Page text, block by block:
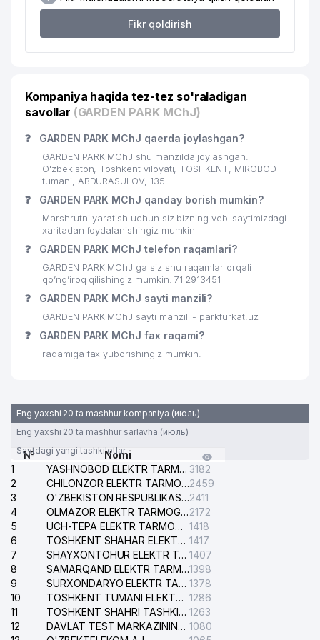
GORDONS UNIVERSAL TRADE MChJ
MIROBOD TUMANI 5-chi NOTARIAL
23
MIROBOD TUMANI 7-chi NOTARIAL
IDORASI
24 BOLALAR BOG'CHASI №553
25 IKAT-GROUP-SERVIS MChJ 451 м
26
HIMOYA OSTIDA ADVOKATLIK
455 м
27 SAXOVAT BROYLER MChJ
28 RAFOAT ZIYO PHARM MChJ
29
QORASUV KOMMUNAL-LYUKS UY-
JOY MULK SHIRKATI
30
ISKRA KOMMUNAL SERVIS UY-JOY
TOSHKENT XALQARO MAKTABI
NODAVLAT TA'LIM MUASSASASI
33
KOMMUNAL UY-JOY MULK SHIRKATI
LIDER GLASS QK MChJ
APEX PRODUCTION GROUP
XUSUSIY KORXONASI
O'ZELEKTROAPPARAT-
ELECTROSHIELD AJ
NIGSA KOMMUNAL UY-JOY MULK
SHIRKATI
TOSHELECTROAPPARAT XK MChJ
Fikr qoldirish
Kompaniya haqida tez-tez so'raladigan
savollar (GARDEN PARK MChJ)
❓ GARDEN PARK MChJ qaerda joylashgan?
GARDEN PARK MChJ shu manzilda joylashgan:
O'zbekiston, Toshkent viloyati, TOSHKENT, MIROBOD
tumani, ABDURASULOV, 135.
❓ GARDEN PARK MChJ qanday borish mumkin?
Marshrutni yaratish uchun siz bizning veb-saytimizdagi
xaritadan foydalanishingiz mumkin
❓ GARDEN PARK MChJ telefon raqamlari?
GARDEN PARK MChJ ga siz shu raqamlar orqali
qo’ng’iroq qilishingiz mumkin: 71 2913451
❓ GARDEN PARK MChJ sayti manzili?
GARDEN PARK MChJ sayti manzili - parkfurkat.uz
❓ GARDEN PARK MChJ fax raqami?
raqamiga fax yuborishingiz mumkin.
Eng yaxshi 20 ta mashhur kompaniya (июль)
Eng yaxshi 20 ta mashhur sarlavha (июль)
Saytdagi yangi tashkilotlar
№
Nomi
1
YASHNOBOD ELEKTR TARMOG'I NOSOZLIKLARI XIZMATI 3182
2
CHILONZOR ELEKTR TARMOG'I NOSOZLIK XIZMATI2459
3
O'ZBEKISTON RESPUBLIKASI BOSH PROKURATURASI ISHONCH TELEFONI2411
4
OLMAZOR ELEKTR TARMOG'I NOSOZLIKLARI XIZMATI2172
5
UCH-TEPA ELEKTR TARMOG'I NOSOZLIKLARI XIZMATI 1418
6
TOSHKENT SHAHAR ELEKTR TARMOQLARI KORXONASI AJ 1417
7
SHAYXONTOHUR ELEKTR TARMOG'I NOSOZLIKLARINI TUZATISH XIZMATI 1407
8
SAMARQAND ELEKTR TARMOQLARI AJ1398
9
SURXONDARYO ELEKTR TARMOQLARI AJ 1378
10
TOSHKENT TUMANI ELEKTR TARMOG'I AVARIYA XIZMATI 1286
11
TOSHKENT SHAHRI TASHKILOT TELEFONLARI HAQIDA MA'LUMOT BYUROSI 1263
12
DAVLAT TEST MARKAZINING ISHONCH TELEFONLARI 1080